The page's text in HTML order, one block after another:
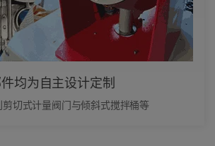
均为自主设计定制
剪切式计量阀门与倾斜式搅拌桶等